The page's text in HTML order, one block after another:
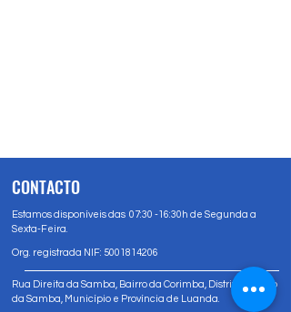
CONTACTO
Estamos disponíveis das 07:30 -16:30h de Segunda a
Sexta-Feira.
Org. registrada NIF: 5001814206
Rua Direita da Samba, Bairro da Corimba, Distrito Urbano
da Samba, Município e Província de Luanda.